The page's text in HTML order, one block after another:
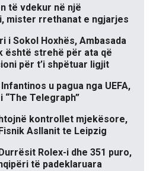
të vdekur në një
mister rrethanat e ngjarjes
i Sokol Hoxhës, Ambasada
është strehë për ata që
për t’i shpëtuar ligjit
u pagua nga UEFA,
Telegraph”
kontrollet mjekësore,
Asllanit te Leipzig
Rolex-i dhe 351 puro,
të padeklaruara